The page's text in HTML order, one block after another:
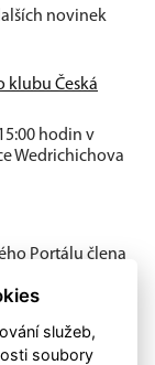
novinek
klubu Česká
hodin v
Wedrichichova
Portálu člena
služeb,
soubory